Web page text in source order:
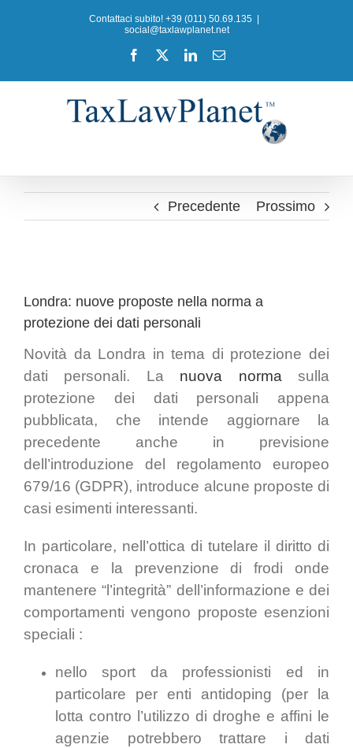
Contattaci subito! +39 (011) 50.69.135
social@taxlawplanet.net
Facebook LinkedInEmail
Precedente Prossimo
immagine
Londra: nuove proposte nella norma a
protezione dei dati personali
Novità da Londra in tema di protezione dei
dati personali. La nuova normasulla
protezione dei dati personali appena
pubblicata, che intende aggiornare la
precedente anche in previsione
dell’introduzione del regolamento europeo
679/16 (GDPR), introduce alcune proposte di
casi esimenti interessanti.
In particolare, nell’ottica di tutelare il diritto di
cronaca e la prevenzione di frodi onde
mantenere “l’integrità” dell’informazione e dei
comportamenti vengono proposte esenzioni
speciali :
nello sport da professionisti ed in
particolare per enti antidoping (per la
lotta contro l’utilizzo di droghe e affini le
agenzie potrebbero trattare i dati